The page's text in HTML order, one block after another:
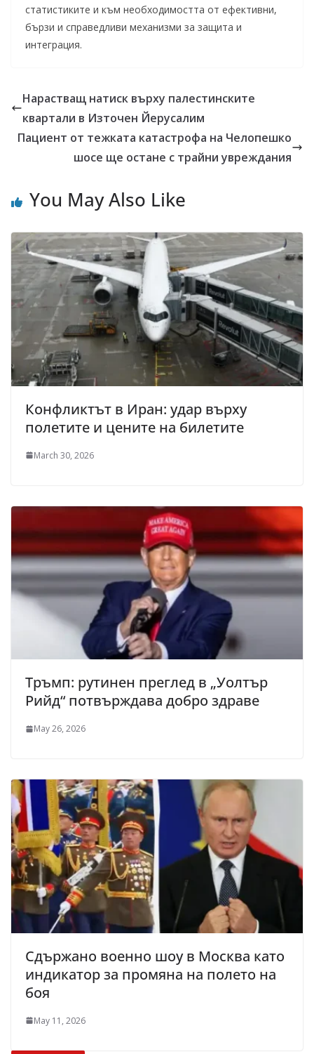
статистиките и към необходимостта от ефективни,
бързи и справедливи механизми за защита и
интеграция.
Нарастващ натиск върху палестинските
квартали в Източен Йерусалим
Пациент от тежката катастрофа на Челопешко
шосе ще остане с трайни увреждания
You May Also Like
Конфликтът в Иран: удар върху
полетите и цените на билетите
March 30, 2026
Тръмп: рутинен преглед в „Уолтър
Рийд“ потвърждава добро здраве
May 26, 2026
Сдържано военно шоу в Москва като
индикатор за промяна на полето на
боя
May 11, 2026